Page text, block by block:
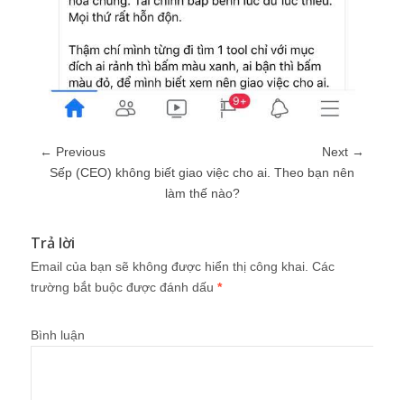
← Previous
Next →
Sếp (CEO) không biết giao việc cho ai. Theo bạn nên
làm thế nào?
Trả lời
Email của bạn sẽ không được hiển thị công khai. Các
trường bắt buộc được đánh dấu *
Bình luận